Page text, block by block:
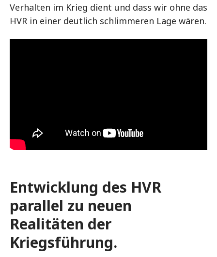
Verhalten im Krieg dient und dass wir ohne das
HVR in einer deutlich schlimmeren Lage wären.
Entwicklung des HVR
parallel zu neuen
Realitäten der
Kriegsführung.